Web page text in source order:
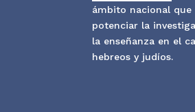
ámbito nacional
potenciar la
la enseñanza en el
hebreos y judíos.